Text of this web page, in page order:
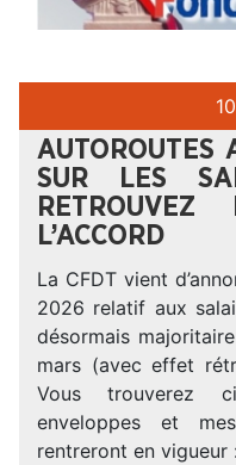
10
AUTOROUTES
SUR LES
L’ACCORD
La CFDT vient
2026 relatif aux
désormais
mars (avec effet
Vous trouverez
enveloppes et
rentreront en vigueur